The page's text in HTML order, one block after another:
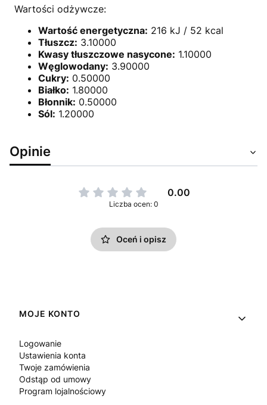
Wartości odżywcze:
Wartość energetyczna: 216 kJ / 52 kcal
Tłuszcz: 3.10000
Kwasy tłuszczowe nasycone: 1.10000
Węglowodany: 3.90000
Cukry: 0.50000
Białko: 1.80000
Błonnik: 0.50000
Sól: 1.20000
Opinie
0.00
Liczba ocen: 0
Oceń i opisz
Linki w stopce
MOJE KONTO
Logowanie
Ustawienia konta
Twoje zamówienia
Odstąp od umowy
Program lojalnościowy